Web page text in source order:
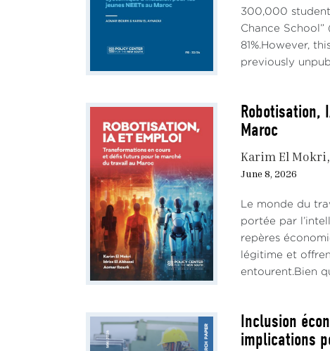
300,000
Chance
81%.However,
previously
Robotisation,
Maroc
Karim El Mokri
June 8, 2026
Le monde du
portée par
repères
légitime et
entourent.Bien
Inclusion
implications